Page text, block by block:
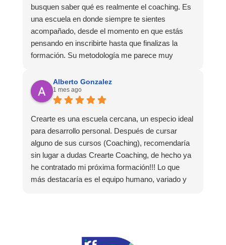
busquen saber qué es realmente el coaching. Es
una escuela en donde siempre te sientes
acompañado, desde el momento en que estás
pensando en inscribirte hasta que finalizas la
formación. Su metodología me parece muy
que la experiencia de aprendizaje sea muy
dinámica. ¡Para mí fue una excelente experiencia!
Alberto Gonzalez
1 mes ago
Crearte es una escuela cercana, un especio ideal
para desarrollo personal. Después de cursar
alguno de sus cursos (Coaching), recomendaría
sin lugar a dudas Crearte Coaching, de hecho ya
he contratado mi próxima formación!!! Lo que
más destacaría es el equipo humano, variado y
y material extra totalmente gratuito para los